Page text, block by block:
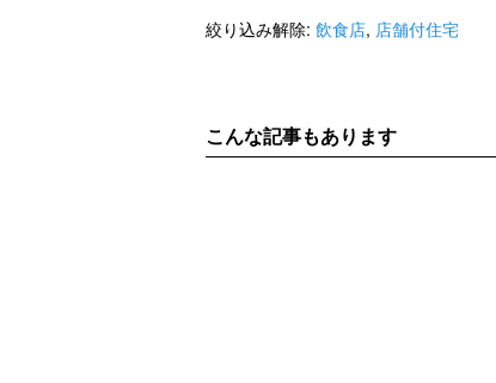
絞り込み解除: 飲食店, 店舗付住宅
こんな記事もあります